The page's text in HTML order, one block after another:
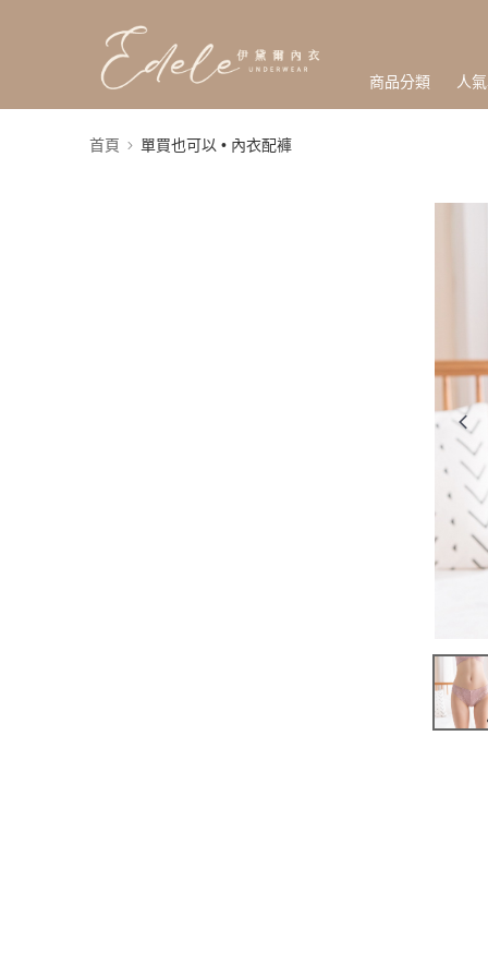
商品分類 人
首頁 單買也可以 • 內衣配褲